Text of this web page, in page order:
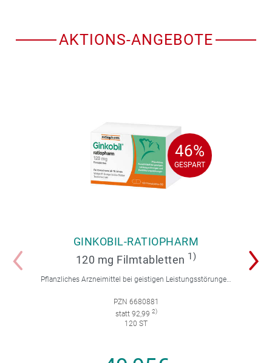
AKTIONS-ANGEBOTE
46%
GESPART
46%
GESPART
GINKOBIL-RATIOPHARM
120 mg Filmtabletten 1)
PZN 6680881
statt 92,99 2)
120 ST